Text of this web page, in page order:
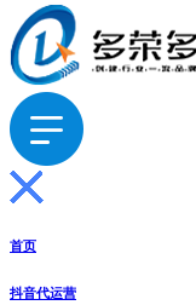
首页
抖音代运营